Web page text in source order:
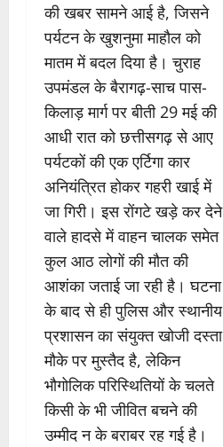
की खबर सामने आई है, जिसने
पर्यटन के खुशनुमा माहौल को
मातम में बदल दिया है। चुराह
उपमंडल के बैरागढ़-साच पास-
किलाड़ मार्ग पर बीती 29 मई की
आधी रात को छत्तीसगढ़ से आए
पर्यटकों की एक एर्टिगा कार
अनियंत्रित होकर गहरी खाई में
जा गिरी। इस रोंगटे खड़े कर देने
वाले हादसे में वाहन चालक समेत
कुल आठ लोगों की मौत की
आशंका जताई जा रही है। घटना
के बाद से ही पुलिस और स्थानीय
प्रशासन का संयुक्त खोजी दस्ता
मौके पर मुस्तैद है, लेकिन
भौगोलिक परिस्थितियों के चलते
किसी के भी जीवित बचने की
उम्मीद न के बराबर रह गई है।